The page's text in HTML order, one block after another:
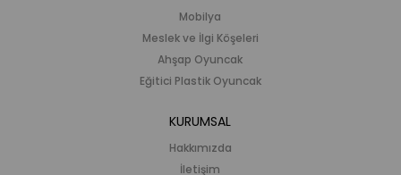
Mobilya
Meslek ve İlgi Köşeleri
Ahşap Oyuncak
Eğitici Plastik Oyuncak
KURUMSAL
Hakkımızda
İletişim